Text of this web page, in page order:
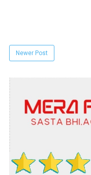
Newer Post